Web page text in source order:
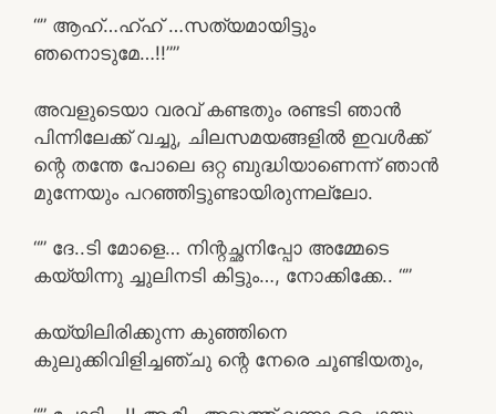
“” ആഹ്…ഹ്ഹ് …സത്യമായിട്ടും
ഞനൊടുമേ…!!””
അവളുടെയാ വരവ് കണ്ടതും രണ്ടടി ഞാൻ
പിന്നിലേക്ക് വച്ചു, ചിലസമയങ്ങളിൽ ഇവൾക്ക്
ന്റെ തന്തേ പോലെ ഒറ്റ ബുദ്ധിയാണെന്ന് ഞാൻ
മുന്നേയും പറഞ്ഞിട്ടുണ്ടായിരുന്നല്ലോ.
“” ദേ..ടി മോളെ… നിന്റച്ഛനിപ്പോ അമ്മേടെ
കയ്യിന്നു ച്ചുലിനടി കിട്ടും…, നോക്കിക്കേ.. “”
കയ്യിലിരിക്കുന്ന കുഞ്ഞിനെ
കുലുക്കിവിളിച്ചഞ്ചു ന്റെ നേരെ ചൂണ്ടിയതും,